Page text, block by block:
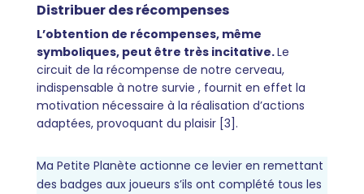
Distribuer des récompenses
L’obtention de récompenses, même
symboliques, peut être très incitative.Le
circuit de la récompense de notre cerveau,
indispensable à notre survie , fournit en effet la
motivation nécessaire à la réalisation d’actions
adaptées, provoquant du plaisir [3].
Ma Petite Planète actionne ce levier en remettant
des badges aux joueurs s’ils ont complété tous les